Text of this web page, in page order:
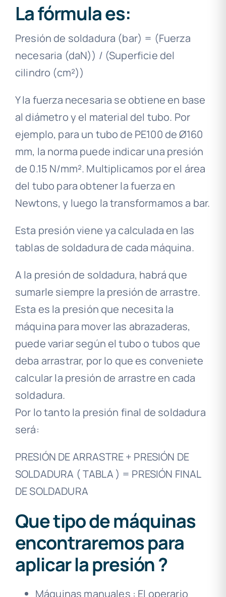
La fórmula es:
Presión de soldadura (bar) = (Fuerza
necesaria (daN)) / (Superficie del
cilindro (cm²))
Y la fuerza necesaria se obtiene en base
al diámetro y el material del tubo. Por
ejemplo, para un tubo de PE100 de Ø160
mm, la norma puede indicar una presión
de 0.15 N/mm². Multiplicamos por el área
del tubo para obtener la fuerza en
Newtons, y luego la transformamos a bar.
Esta presión viene ya calculada en las
tablas de soldadura de cada máquina.
A la presión de soldadura, habrá que
sumarle siempre la presión de arrastre.
Esta es la presión que necesita la
máquina para mover las abrazaderas,
puede variar según el tubo o tubos que
deba arrastrar, por lo que es conveniete
calcular la presión de arrastre en cada
soldadura.
Por lo tanto la presión final de soldadura
será:
PRESIÓN DE ARRASTRE + PRESIÓN DE
SOLDADURA ( TABLA ) = PRESIÓN FINAL
DE SOLDADURA
Que tipo de máquinas
encontraremos para
aplicar la presión ?
Máquinas manuales : El operario